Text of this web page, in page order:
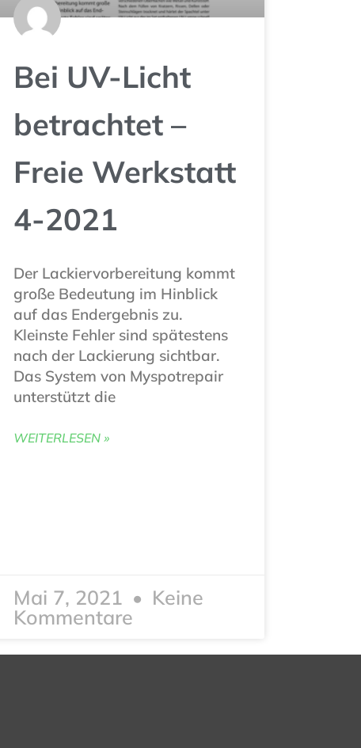
Bei UV-Licht
betrachtet –
Freie Werkstatt
4-2021
Der Lackiervorbereitung kommt
große Bedeutung im Hinblick
auf das Endergebnis zu.
Kleinste Fehler sind spätestens
nach der Lackierung sichtbar.
Das System von Myspotrepair
unterstützt die
WEITERLESEN »
Mai 7, 2021
Keine
Kommentare